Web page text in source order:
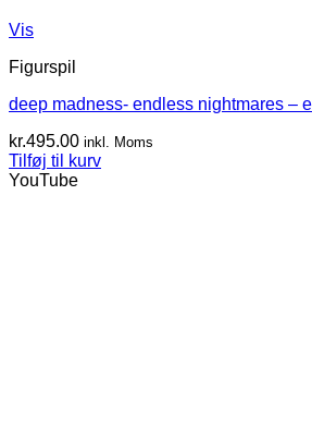
Vis
Figurspil
deep madness- endless nightmares –
kr.495.00 inkl. Moms
Tilføj til kurv
YouTube